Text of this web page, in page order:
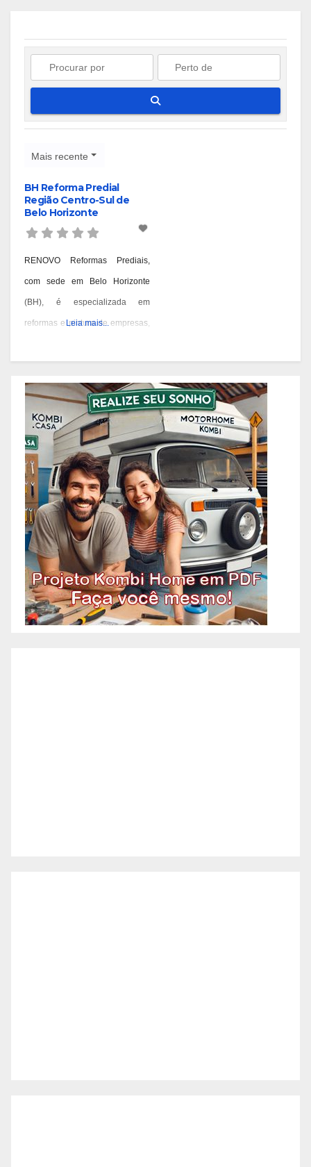
Mais recente
BH Reforma Predial
Região Centro-Sul de
Belo Horizonte
RENOVO Reformas Prediais,
com sede em Belo Horizonte
(BH), é especializada em
reformas e pintura de empresas,
experiência desde 1978 e são
conhecidos por seus serviços de
qualidade em BH. Você pode
contatá-los pelos telefones 31
3473-2000, 3357-1961 ou
98687-2000 se você está
pensando em reformar ou pintar
a fachada da sua empresa,
condomínio ou
Leia mais...